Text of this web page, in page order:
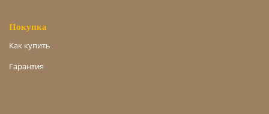
Покупка
Как купить
Гарантия